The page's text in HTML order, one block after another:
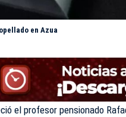
en Azua
el profesor pensionado